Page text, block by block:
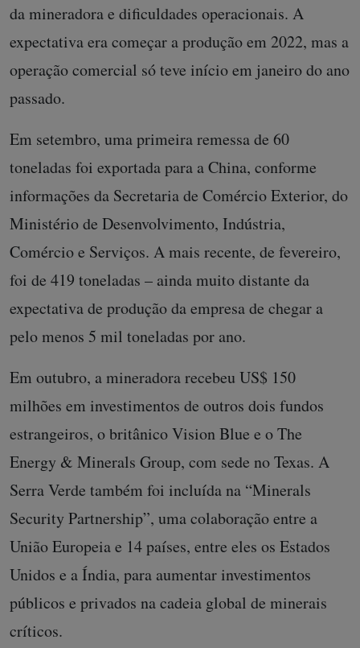
da mineradora e dificuldades operacionais. A
expectativa era começar a produção em 2022, mas a
operação comercial só teve início em janeiro do ano
passado.
Em setembro, uma primeira remessa de 60
toneladas foi exportada para a China, conforme
informações da Secretaria de Comércio Exterior, do
Ministério de Desenvolvimento, Indústria,
Comércio e Serviços. A mais recente, de fevereiro,
foi de 419 toneladas – ainda muito distante da
expectativa de produção da empresa de chegar a
pelo menos 5 mil toneladas por ano.
Em outubro, a mineradora recebeu US$ 150
milhões em investimentos de outros dois fundos
estrangeiros, o britânico Vision Blue e o The
Energy & Minerals Group, com sede no Texas. A
Serra Verde também foi incluída na “Minerals
Security Partnership”, uma colaboração entre a
União Europeia e 14 países, entre eles os Estados
Unidos e a Índia, para aumentar investimentos
públicos e privados na cadeia global de minerais
críticos.